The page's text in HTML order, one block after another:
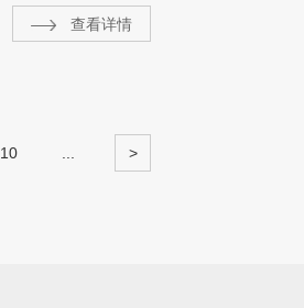
查看详情
10 ... >